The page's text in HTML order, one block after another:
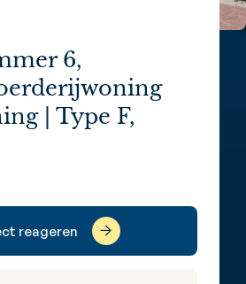
6,
| Type F,
reageren